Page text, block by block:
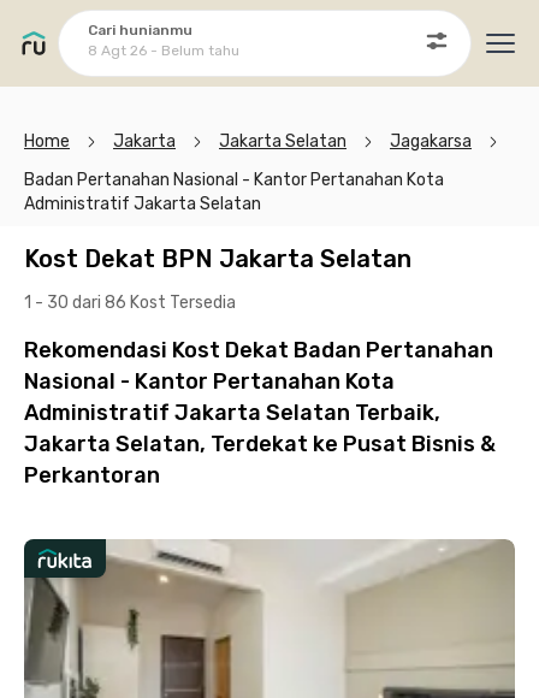
Cari hunianmu
8 Agt 26 - Belum tahu
Home Jakarta Jakarta Selatan
Jagakarsa
Badan Pertanahan Nasional - Kantor Pertanahan Kota
Administratif Jakarta Selatan
Kost Dekat BPN Jakarta Selatan
1 - 30 dari 86 Kost Tersedia
Rekomendasi Kost Dekat Badan Pertanahan
Nasional - Kantor Pertanahan Kota
Administratif Jakarta Selatan Terbaik,
Jakarta Selatan, Terdekat ke Pusat Bisnis &
Perkantoran